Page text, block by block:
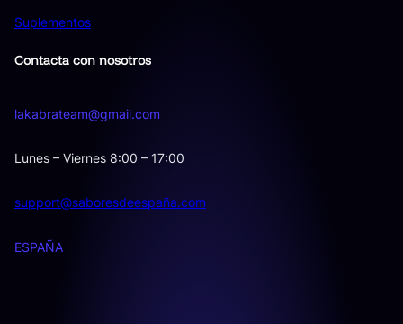
Suplementos
Contacta con nosotros
lakabrateam@gmail.com
Lunes – Viernes 8:00 – 17:00
support@saboresdeespaña.com
ESPAÑA